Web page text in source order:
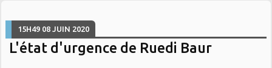
15H49 08 JUIN 2020
L'état d'urgence de Ruedi Baur